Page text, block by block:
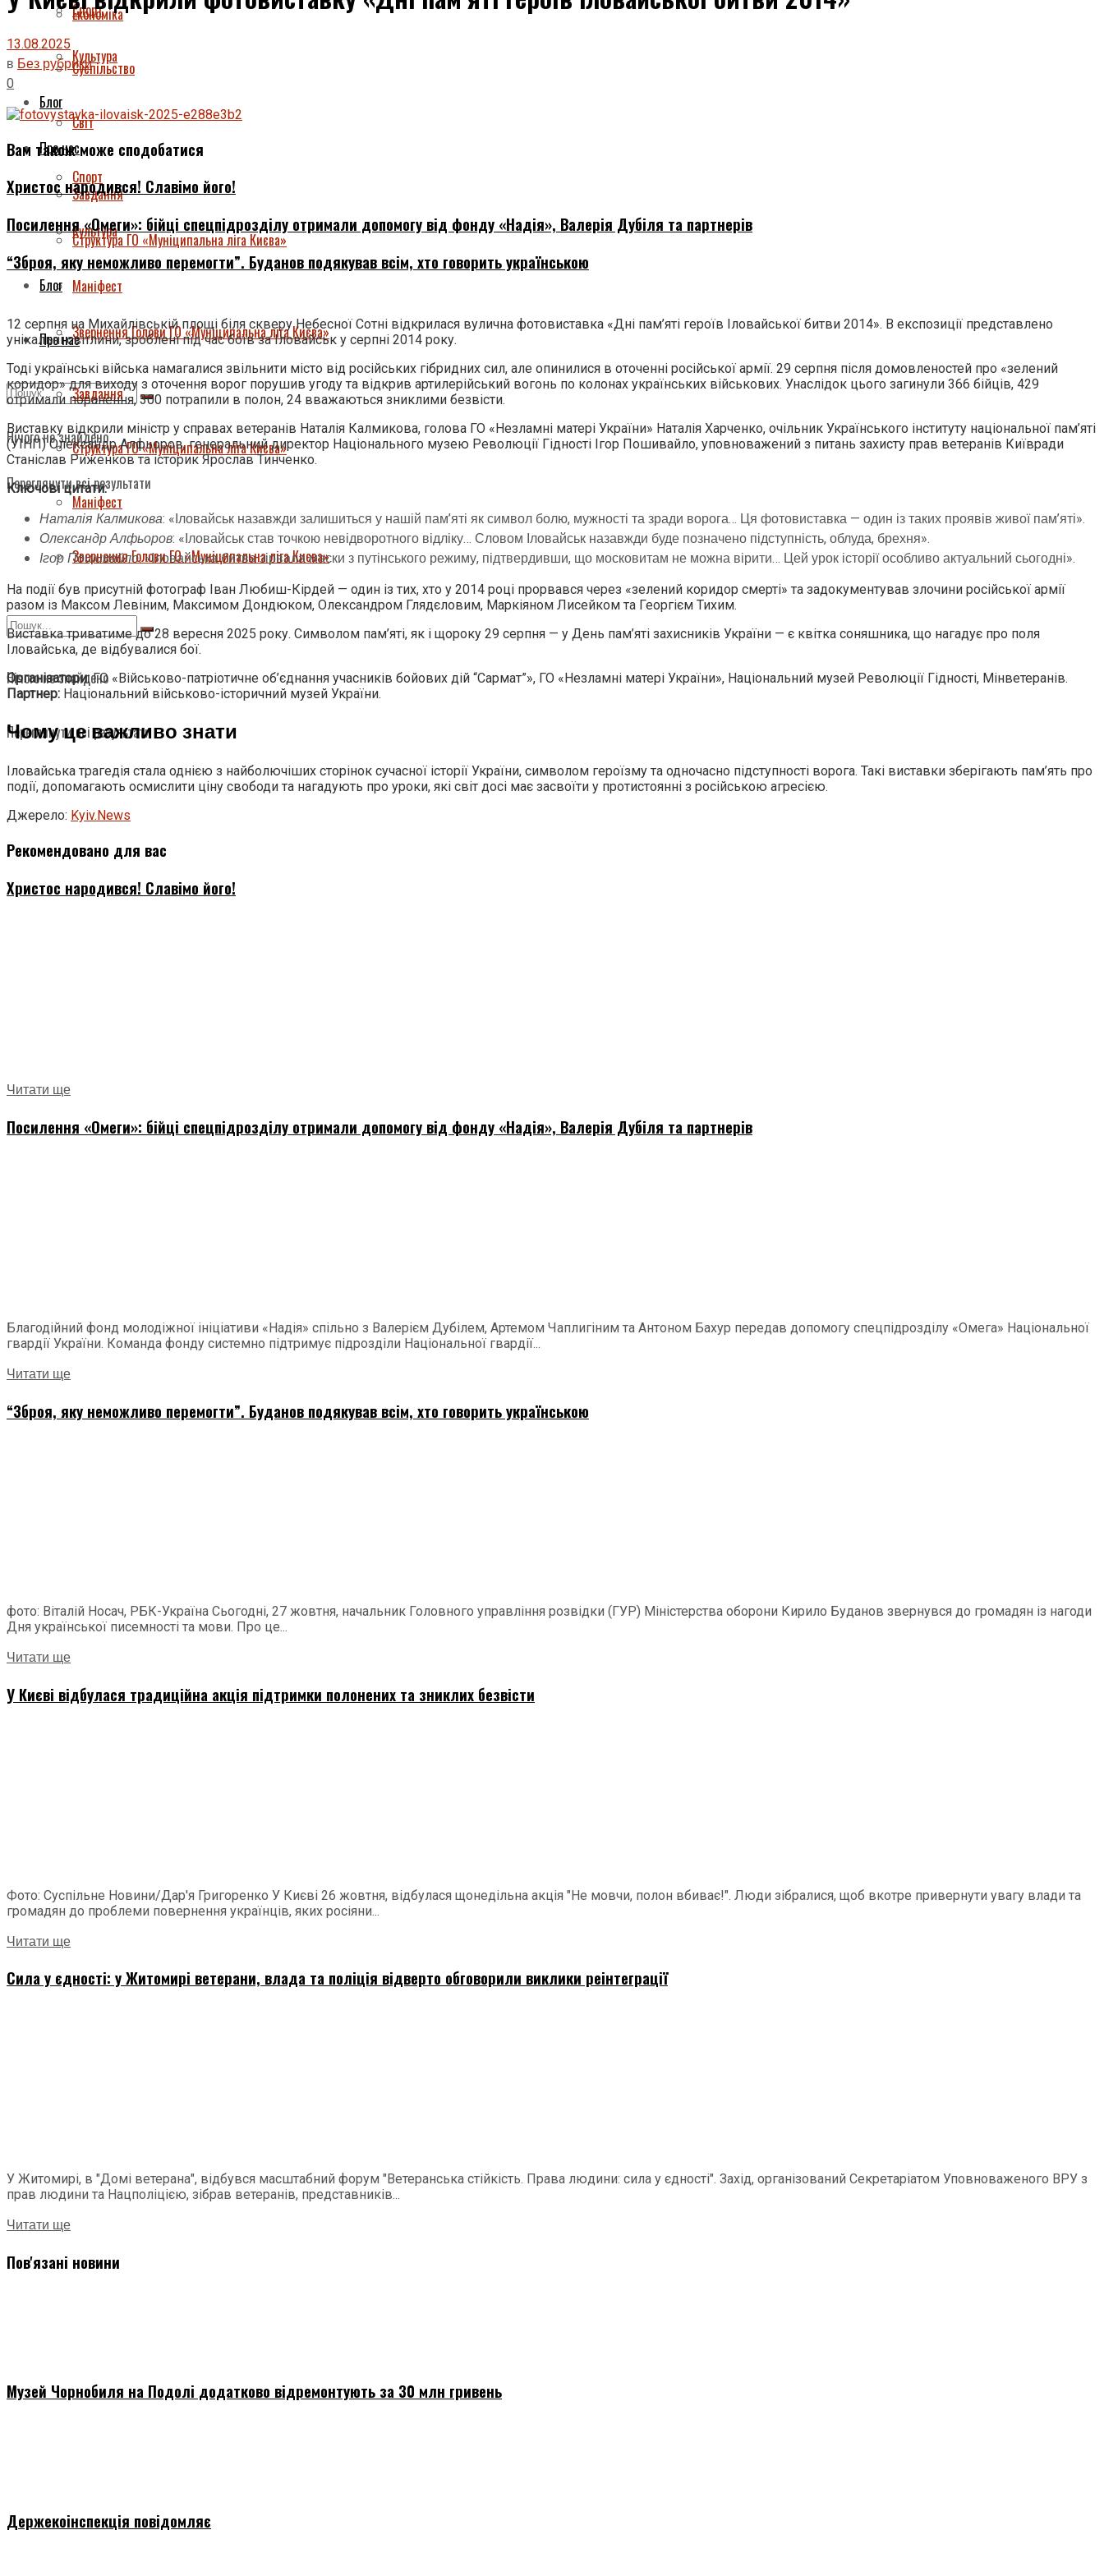
Спорт
Культура
Блог
Про нас
Завдання
Структура ГО «Муніципальна ліга Києва»
Маніфест
Звернення Голови ГО «Муніципальна ліга Києва»
Нічого не знайдено
Переглянути всі результати
Економіка
Суспільство
Світ
Спорт
Культура
Блог
Про нас
Завдання
Структура ГО «Муніципальна ліга Києва»
Маніфест
Звернення Голови ГО «Муніципальна ліга Києва»
Нічого не знайдено
Переглянути всі результати
13.08.2025
в Без рубрики
0
Вам також може сподобатися
Христос народився! Славімо його!
Посилення «Омеги»: бійці спецпідрозділу отримали допомогу від фонду «Надія», Валерія Дубіля та партнерів
“Зброя, яку неможливо перемогти”. Буданов подякував всім, хто говорить українською
12 серпня на Михайлівській площі біля скверу Небесної Сотні відкрилася вулична фотовиставка «Дні пам’яті героїв Іловайської битви 2014». В експозиції представлено
унікальні світлини, зроблені під час боїв за Іловайськ у серпні 2014 року.
Тоді українські війська намагалися звільнити місто від російських гібридних сил, але опинилися в оточенні російської армії. 29 серпня після домовленостей про «зелений
коридор» для виходу з оточення ворог порушив угоду та відкрив артилерійський вогонь по колонах українських військових. Унаслідок цього загинули 366 бійців, 429
отримали поранення, 300 потрапили в полон, 24 вважаються зниклими безвісти.
Виставку відкрили міністр у справах ветеранів Наталія Калмикова, голова ГО «Незламні матері України» Наталія Харченко, очільник Українського інституту національної пам’яті
(УІНП) Олександр Алфьоров, генеральний директор Національного музею Революції Гідності Ігор Пошивайло, уповноважений з питань захисту прав ветеранів Київради
Станіслав Риженков та історик Ярослав Тинченко.
Ключові цитати:
Наталія Калмикова: «Іловайськ назавжди залишиться у нашій пам’яті як символ болю, мужності та зради ворога… Ця фотовиставка — один із таких проявів живої пам’яті».
Олександр Алфьоров: «Іловайськ став точкою невідворотного відліку… Словом Іловайськ назавжди буде позначено підступність, облуда, брехня».
Ігор Пошивайло: «Іловайська битва зірвала маски з путінського режиму, підтвердивши, що московитам не можна вірити… Цей урок історії особливо актуальний сьогодні».
На події був присутній фотограф Іван Любиш-Кірдей — один із тих, хто у 2014 році прорвався через «зелений коридор смерті» та задокументував злочини російської армії
разом із Максом Левіним, Максимом Дондюком, Олександром Глядєловим, Маркіяном Лисейком та Георгієм Тихим.
Виставка триватиме до 28 вересня 2025 року. Символом пам’яті, як і щороку 29 серпня — у День пам’яті захисників України — є квітка соняшника, що нагадує про поля
Іловайська, де відбувалися бої.
Організатори:ГО «Військово-патріотичне об’єднання учасників бойових дій “Сармат”», ГО «Незламні матері України», Національний музей Революції Гідності, Мінветеранів.
Партнер: Національний військово-історичний музей України.
Чому це важливо знати
Іловайська трагедія стала однією з найболючіших сторінок сучасної історії України, символом героїзму та одночасно підступності ворога. Такі виставки зберігають пам’ять про
події, допомагають осмислити ціну свободи та нагадують про уроки, які світ досі має засвоїти у протистоянні з російською агресією.
Джерело: Kyiv.News
Рекомендовано для вас
Христос народився! Славімо його!
Читати ще
Посилення «Омеги»: бійці спецпідрозділу отримали допомогу від фонду «Надія», Валерія Дубіля та партнерів
Благодійний фонд молодіжної ініціативи «Надія» спільно з Валерієм Дубілем, Артемом Чаплигіним та Антоном Бахур передав допомогу спецпідрозділу «Омега» Національної
гвардії України. Команда фонду системно підтримує підрозділи Національної гвардії...
Читати ще
“Зброя, яку неможливо перемогти”. Буданов подякував всім, хто говорить українською
фото: Віталій Носач, РБК-Україна Сьогодні, 27 жовтня, начальник Головного управління розвідки (ГУР) Міністерства оборони Кирило Буданов звернувся до громадян із нагоди
Дня української писемності та мови. Про це...
Читати ще
У Києві відбулася традиційна акція підтримки полонених та зниклих безвісти
Фото: Суспільне Новини/Дар'я Григоренко У Києві 26 жовтня, відбулася щонедільна акція "Не мовчи, полон вбиває!". Люди зібралися, щоб вкотре привернути увагу влади та
громадян до проблеми повернення українців, яких росіяни...
Читати ще
Сила у єдності: у Житомирі ветерани, влада та поліція відверто обговорили виклики реінтеграції
У Житомирі, в "Домі ветерана", відбувся масштабний форум "Ветеранська стійкість. Права людини: сила у єдності". Захід, організований Секретаріатом Уповноваженого ВРУ з
прав людини та Нацполіцією, зібрав ветеранів, представників...
Читати ще
Пов'язані новини
Музей Чорнобиля на Подолі додатково відремонтують за 30 млн гривень
Держекоінспекція повідомляє